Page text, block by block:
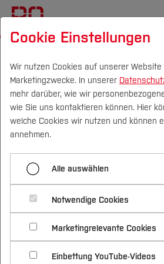
Campus Personen DE|
Studium
Studienangebote
Bachelorstudiengänge
Masterstudiengänge
Vor dem Studium
Bewerben & Einschreiben
Bewerbungsportal
Im Studium
Studienbüros und Prüfungen
Nach dem Studium
Forschung &
Profil
Forschungs- und
Schwerpunkte (FuT)
Beratung & Förderung
Nachhaltigkeit
Nachhaltigkeit studieren
International
Mechatronik und
Aktuelles
Menü
Start
Aktuelles
Veröffentlichungen
Aktuelle
02.10.2024 Mechatronik und
Cookie Einstellungen
Wir nutzen Cookies auf unserer Website
Marketingzwecke. In unserer
mehr darüber, wie wir
wie Sie uns kontaktieren können. Hier
welche Cookies wir nutzen und können
annehmen.
Alle auswählen
Notwendige Cookies
Marketingrelevante Cookies
Einbettung YouTube-Videos